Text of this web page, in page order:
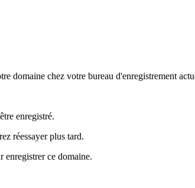
domaine chez votre bureau d'enregistrement
enregistré.
réessayer plus tard.
enregistrer ce domaine.